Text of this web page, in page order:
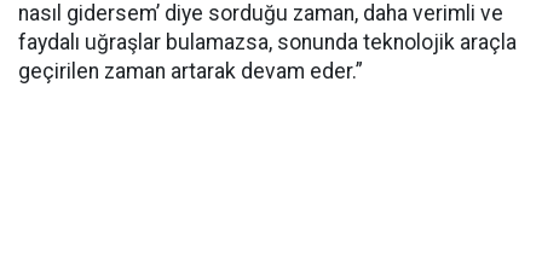
nasıl gidersem’ diye sorduğu zaman, daha verimli ve
faydalı uğraşlar bulamazsa, sonunda teknolojik araçla
geçirilen zaman artarak devam eder.”